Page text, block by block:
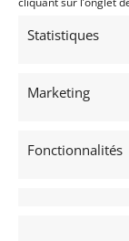
Statistiques
Marketing
Fonctionnalités